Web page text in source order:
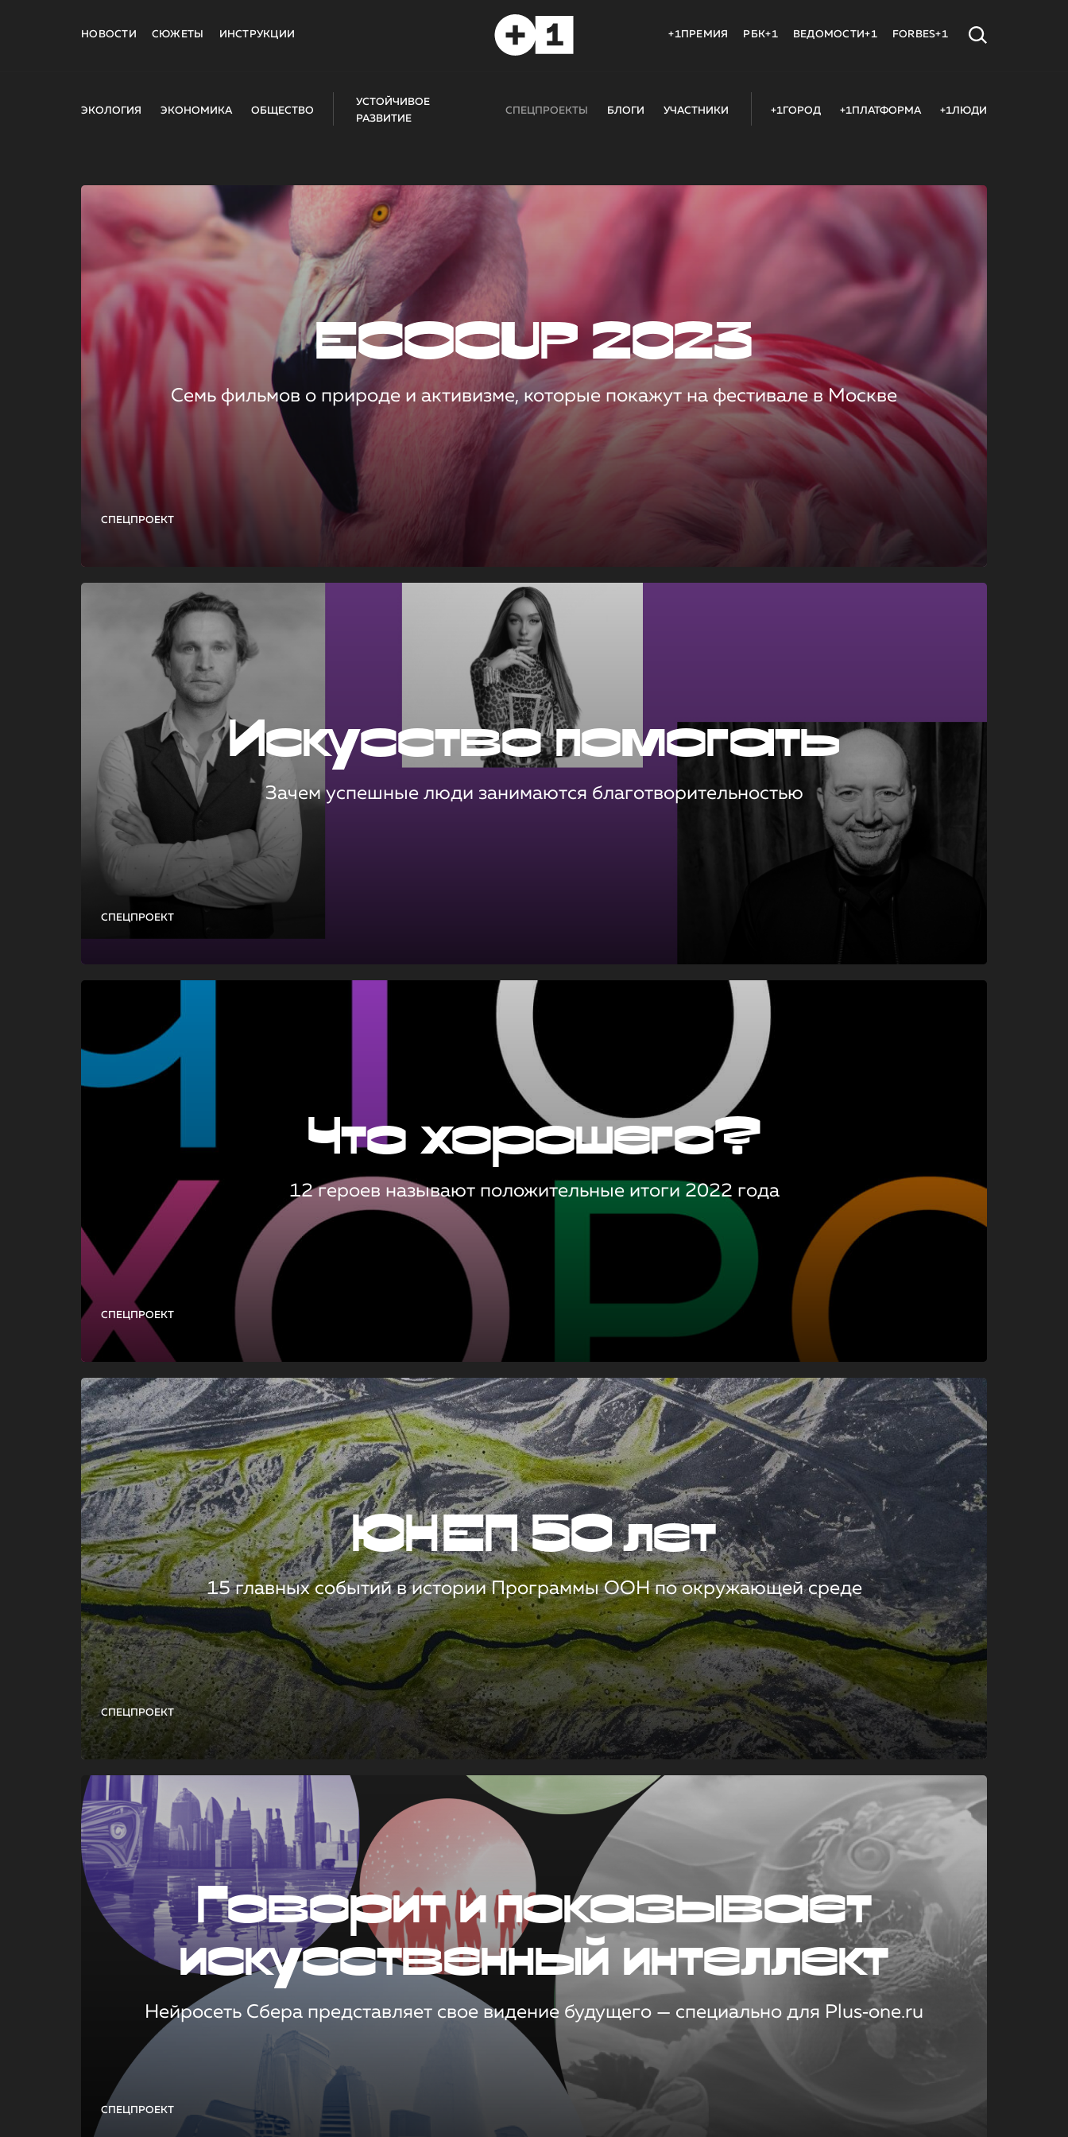
НОВОСТИ СЮЖЕТЫ ИНСТРУКЦИИ +1ПРЕМИЯ РБК+1 ВЕДОМОСТИ+1 FORBES+1
ЭКОЛОГИЯ ЭКОНОМИКА ОБЩЕСТВО
УСТОЙЧИВОЕ
РАЗВИТИЕ
СПЕЦПРОЕКТЫ БЛОГИ УЧАСТНИКИ +1ГОРОД +1ПЛАТФОРМА +1ЛЮДИ
СПЕЦПРОЕКТ
ECOCUP 2023
Семь фильмов о природе и активизме, которые покажут на фестивале в Москве
СПЕЦПРОЕКТ
Искусство помогать
Зачем успешные люди занимаются благотворительностью
СПЕЦПРОЕКТ
Что хорошего?
12 героев называют положительные итоги 2022 года
СПЕЦПРОЕКТ
ЮНЕП 50 лет
15 главных событий в истории Программы ООН по окружающей среде
СПЕЦПРОЕКТ
Говорит и показывает
искусственный интеллект
Нейросеть Сбера представляет свое видение будущего — специально для Plus‑one.ru